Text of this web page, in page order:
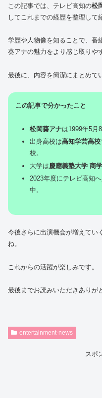
この記事では、テレビ高知の松
してこれまでの経歴を整理して
学歴や人物像を知ることで、番
葵アナの魅力をより感じ取りや
最後に、内容を簡潔にまとめて
この記事で分かったこと
松岡葵アナは1999年5月
出身高校は高知学芸高校
校。
大学は慶應義塾大学 商
2023年度にテレビ高知
中。
今後さらに出演機会が増えてい
ね。
これからの活躍が楽しみです。
最後までお読みいただきありが
entertainment-news
スポ